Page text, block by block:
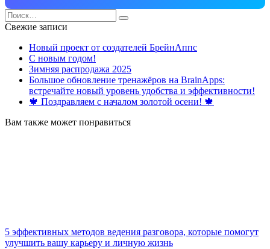
Search
for:
Свежие записи
Новый проект от создателей БрейнАппс
С новым годом!
Зимняя распродажа 2025
Большое обновление тренажёров на BrainApps:
встречайте новый уровень удобства и эффективности!
🍁 Поздравляем с началом золотой осени! 🍁
Вам также может понравиться
5 эффективных методов ведения разговора, которые помогут
улучшить вашу карьеру и личную жизнь